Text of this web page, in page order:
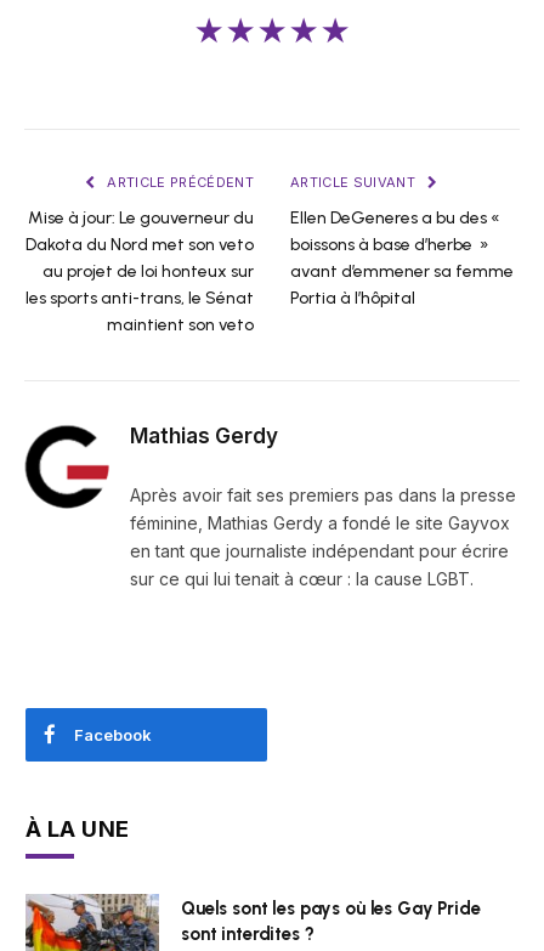
★★★★★
ARTICLE PRÉCÉDENT
Mise à jour: Le gouverneur du
Dakota du Nord met son veto
au projet de loi honteux sur
les sports anti-trans, le Sénat
maintient son veto
ARTICLE SUIVANT
Ellen DeGeneres a bu des «
boissons à base d’herbe »
avant d’emmener sa femme
Portia à l’hôpital
Mathias Gerdy
Après avoir fait ses premiers pas dans la presse
féminine, Mathias Gerdy a fondé le site Gayvox
en tant que journaliste indépendant pour écrire
sur ce qui lui tenait à cœur : la cause LGBT.
Facebook
À LA UNE
Quels sont les pays où les Gay Pride
sont interdites ?